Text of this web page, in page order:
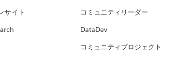
サイト
コミュニティリーダー
DataDev
コミュニティプロジェクト